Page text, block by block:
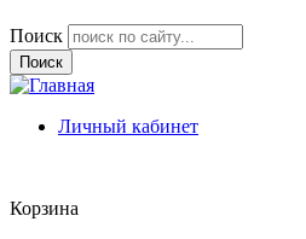
Поиск
Личный кабинет
Корзина